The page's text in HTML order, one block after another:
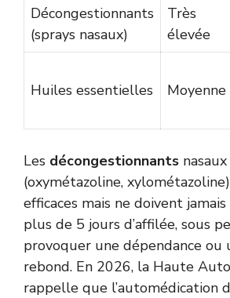
Décongestionnants
(sprays nasaux)
Très
élevée
Huiles essentielles Moyenne
Les décongestionnants nasaux
(oxymétazoline,
efficaces mais ne doivent
plus de 5 jours d’affilée, sous
provoquer une dépendance ou
rebond. En 2026, la Haute
rappelle que l’automédication